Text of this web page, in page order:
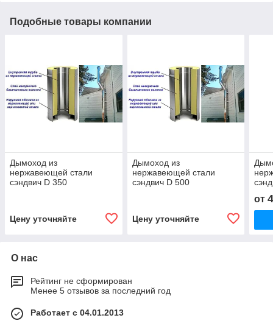
Подобные товары компании
Дымоход из
нержавеющей стали
сэндвич D 350
Цену уточняйте
Дымоход из
нержавеющей стали
сэндвич D 500
Цену уточняйте
от
О нас
Рейтинг не сформирован
Менее 5 отзывов за последний год
Работает с 04.01.2013